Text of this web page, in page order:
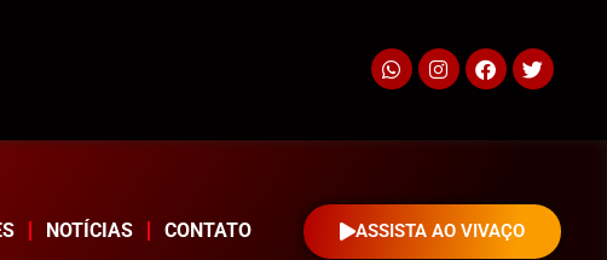
NOTÍCIAS CONTATO ASSISTA AO VIVAÇO